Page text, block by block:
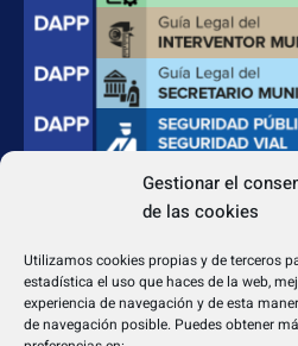
Gestionar el
de las cookies
Utilizamos cookies propias y de terceros
estadística el uso que haces de la web,
experiencia de navegación y de esta
de navegación posible. Puedes obtener
dapp@dappeditorial.es